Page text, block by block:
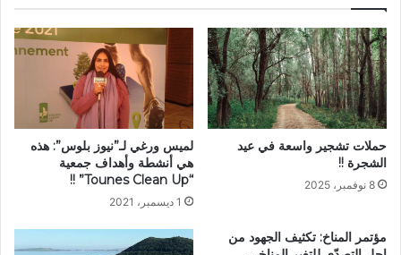
حملات تشجير واسعة في عيد
الشجرة !!
8 نوفمبر، 2025
لميس ورغي لـ”نيوز بلوس”: هذه
هي أنشطة وأهداف جمعية
“Tounes Clean Up” !!
1 ديسمبر، 2021
مؤتمر المناخ: تكثيف الجهود من